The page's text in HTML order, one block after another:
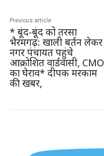
Previous article
* बूंद-बूंद को तरसा
भैरमगढ़: खाली बर्तन लेकर
नगर पंचायत पहुंचे
आक्रोशित वार्डवासी, CMO
का घेराव* दीपक मरकाम
की खबर,